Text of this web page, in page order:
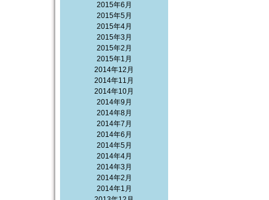
2015年6月
2015年5月
2015年4月
2015年3月
2015年2月
2015年1月
2014年12月
2014年11月
2014年10月
2014年9月
2014年8月
2014年7月
2014年6月
2014年5月
2014年4月
2014年3月
2014年2月
2014年1月